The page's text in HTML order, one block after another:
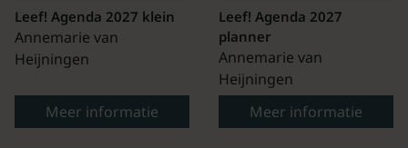
Leef! Agenda 2027 klein
Annemarie van
Heijningen
Meer informatie
Leef! Agenda 2027
planner
Annemarie van
Heijningen
Meer informatie